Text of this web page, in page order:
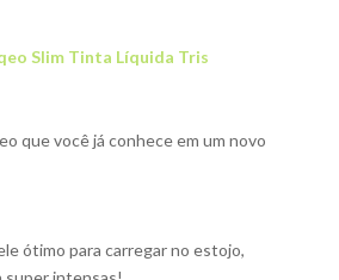
Slim Tinta Líquida Tris
que você já conhece em um novo
ótimo para carregar no estojo,